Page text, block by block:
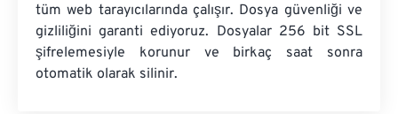
tüm web tarayıcılarında çalışır. Dosya güvenliği ve
gizliliğini garanti ediyoruz. Dosyalar 256 bit SSL
şifrelemesiyle korunur ve birkaç saat sonra
otomatik olarak silinir.